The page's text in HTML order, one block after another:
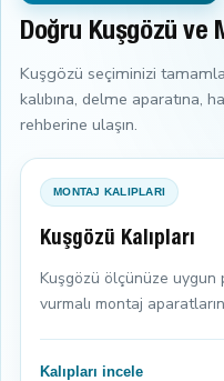
Doğru Kuşgözü ve
Kuşgözü seçiminizi
kalıbına, delme aparatına,
rehberine ulaşın.
MONTAJ KALIPLARI
Kuşgözü Kalıpları
Kuşgözü ölçünüze uygun
vurmalı montaj
Kalıpları incele